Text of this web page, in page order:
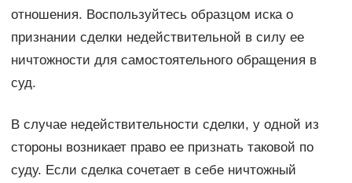
отношения. Воспользуйтесь образцом иска о
признании сделки недействительной в силу ее
ничтожности для самостоятельного обращения в
суд.
В случае недействительности сделки, у одной из
стороны возникает право ее признать таковой по
суду. Если сделка сочетает в себе ничтожный